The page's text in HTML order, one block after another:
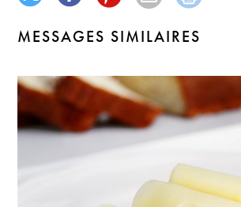
MESSAGES SIMILAIRES